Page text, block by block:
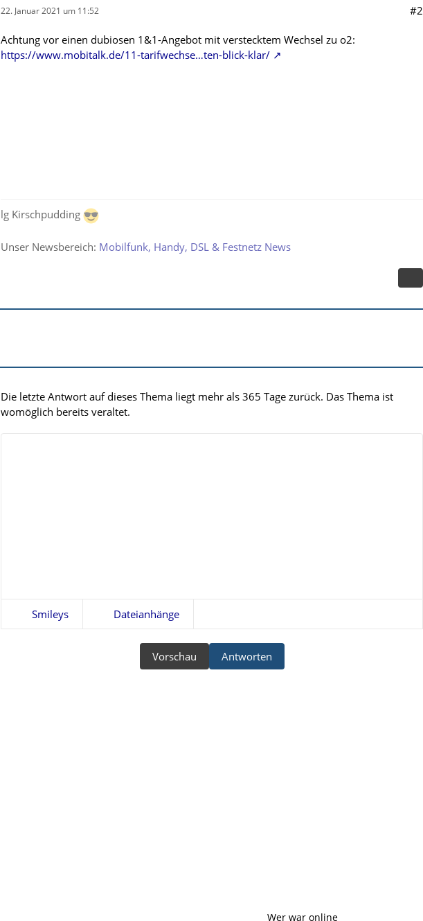
22. Januar 2021 um 11:52 #2
Achtung vor einen dubiosen 1&1-Angebot mit verstecktem Wechsel zu o2:
https://www.mobitalk.de/11-tarifwechse…ten-blick-klar/
lg Kirschpudding
Unser Newsbereich: Mobilfunk, Handy, DSL & Festnetz News
Die letzte Antwort auf dieses Thema liegt mehr als 365 Tage zurück. Das Thema ist
womöglich bereits veraltet.
Smileys Dateianhänge
Antworten
Vorschau
Wer war online